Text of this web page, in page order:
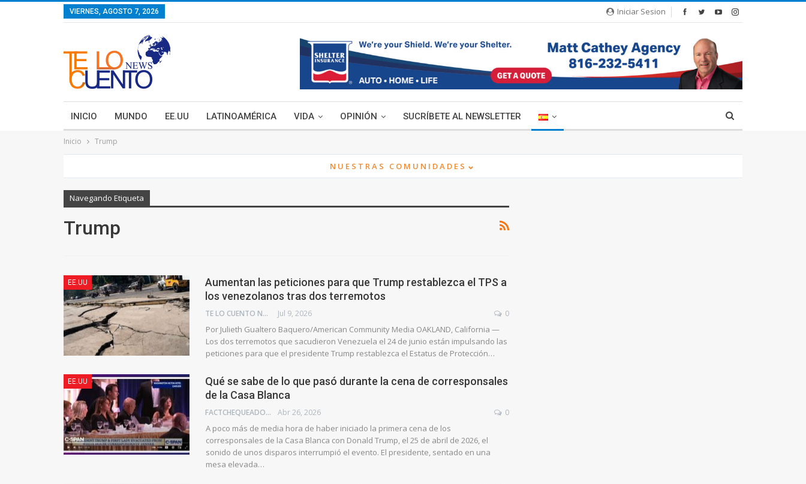
Iniciar Sesion
VIERNES, AGOSTO 7, 2026
INICIO MUNDO EE.UU LATINOAMÉRICA VIDA OPINIÓN SUCRÍBETE AL NEWSLETTER
Inicio Trump
NUESTRAS COMUNIDADES ⌄
Navegando Etiqueta
Trump
EE.UU
Aumentan las peticiones para que Trump restablezca el TPS a
los venezolanos tras dos terremotos
TE LO CUENTO NEWS Jul 9, 2026 0
Por Julieth Gualtero Baquero/American Community Media OAKLAND, California —
Los dos terremotos que sacudieron Venezuela el 24 de junio están impulsando las
peticiones para que el presidente Trump restablezca el Estatus de Protección…
EE.UU
Qué se sabe de lo que pasó durante la cena de corresponsales
de la Casa Blanca
FACTCHEQUEADO Abr 26, 2026 0
A poco más de media hora de haber iniciado la primera cena de los
corresponsales de la Casa Blanca con Donald Trump, el 25 de abril de 2026, el
sonido de unos disparos interrumpió el evento. El presidente, sentado en una
mesa elevada…